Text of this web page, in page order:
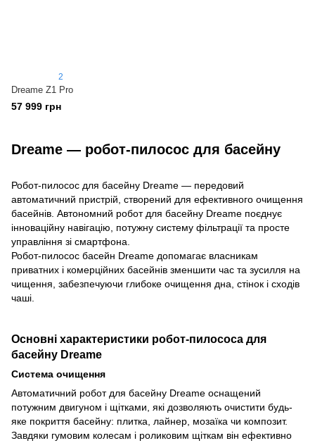
2
Dreame Z1 Pro
57 999 грн
Dreame — робот-пилосос для басейну
Робот-пилосос для басейну Dreame — передовий
автоматичний пристрій, створений для ефективного очищення
басейнів. Автономний робот для басейну Dreame поєднує
інноваційну навігацію, потужну систему фільтрації та просте
управління зі смартфона.
Робот-пилосос басейн Dreame допомагає власникам
приватних і комерційних басейнів зменшити час та зусилля на
чищення, забезпечуючи глибоке очищення дна, стінок і сходів
чаші.
Основні характеристики робот-пилососа для
басейну Dreame
Система очищення
Автоматичний робот для басейну Dreame оснащений
потужним двигуном і щітками, які дозволяють очистити будь-
яке покриття басейну: плитка, лайнер, мозаїка чи композит.
Завдяки гумовим колесам і роликовим щіткам він ефективно